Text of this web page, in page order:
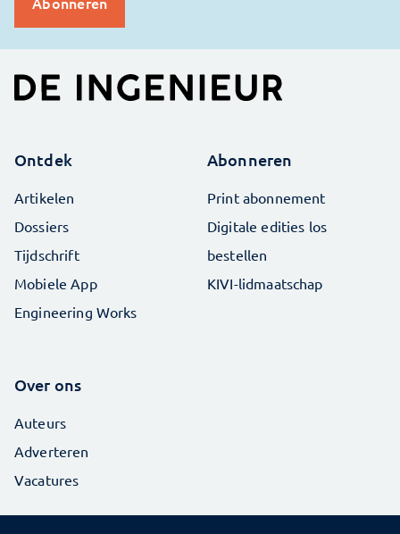
Ontdek
Artikelen
Dossiers
Tijdschrift
Mobiele App
Engineering Works
Abonneren
Print abonnement
Digitale edities los
bestellen
KIVI-lidmaatschap
Over ons
Auteurs
Adverteren
Vacatures